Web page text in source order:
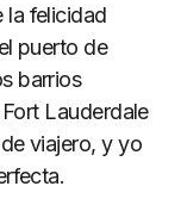
la felicidad
puerto de
barrios
Lauderdale
viajero, y yo